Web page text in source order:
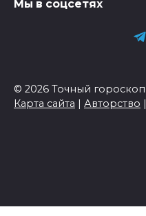
Мы в соцсетях
© 2026 Точный гороскоп
Карта сайта | Авторство |